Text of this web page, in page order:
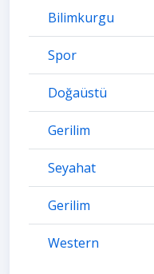
Bilimkurgu
Spor
Doğaüstü
Gerilim
Seyahat
Gerilim
Western